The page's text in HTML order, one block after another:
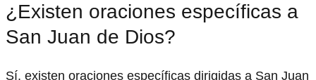
¿Existen oraciones específicas a
San Juan de Dios?
Sí, existen oraciones específicas dirigidas a San Juan